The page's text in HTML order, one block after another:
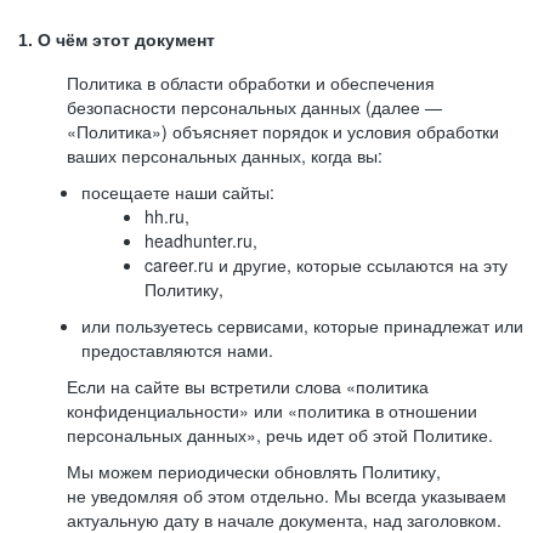
1. О чём этот документ
Политика в области обработки и обеспечения
безопасности персональных данных (далее —
«Политика») объясняет порядок и условия обработки
ваших персональных данных, когда вы:
посещаете наши сайты:
hh.ru,
headhunter.ru,
career.ru и другие, которые ссылаются на эту
Политику,
или пользуетесь сервисами, которые принадлежат или
предоставляются нами.
Если на сайте вы встретили слова «политика
конфиденциальности» или «политика в отношении
персональных данных», речь идет об этой Политике.
Мы можем периодически обновлять Политику,
не уведомляя об этом отдельно. Мы всегда указываем
актуальную дату в начале документа, над заголовком.